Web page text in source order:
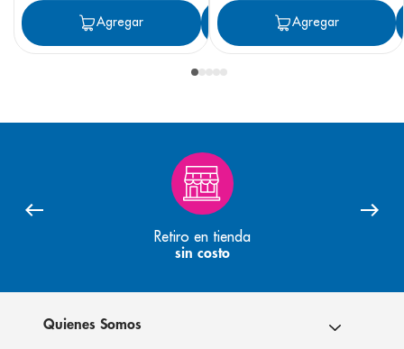
Agregar Agregar
Agregar
Retiro en tienda
sin costo
Quienes Somos